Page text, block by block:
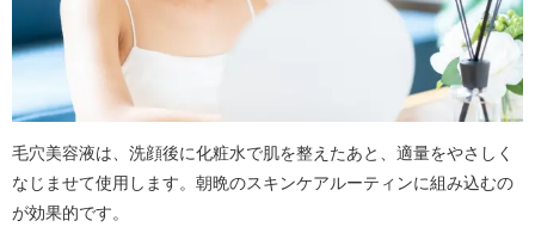
毛穴美容液は、洗顔後に化粧水で肌を整えたあと、適量をやさしく
なじませて使用します。朝晩のスキンケアルーティンに組み込むの
が効果的です。